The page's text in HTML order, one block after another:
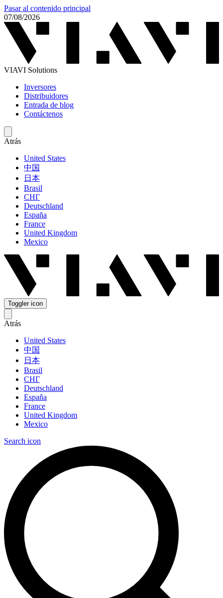
Pasar al contenido principal
07/08/2026
VIAVI Solutions
Inversores
Distribuidores
Entrada de blog
Contáctenos
Atrás
United States
中国
日本
Brasil
СНГ
Deutschland
España
France
United Kingdom
Mexico
Toggler icon
Atrás
United States
中国
日本
Brasil
СНГ
Deutschland
España
France
United Kingdom
Mexico
Search icon